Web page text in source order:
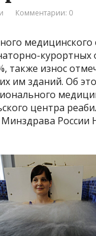
Комментарии: 0
медицинского
курортных
также износ
им зданий. Об
центра
России